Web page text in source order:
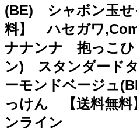
(BE) シャボン玉
料】 ハセガワ
ナナンナ 抱っこ
ン) スタンダード
ーモンドベージュ
っけん 【送料無
ンライン